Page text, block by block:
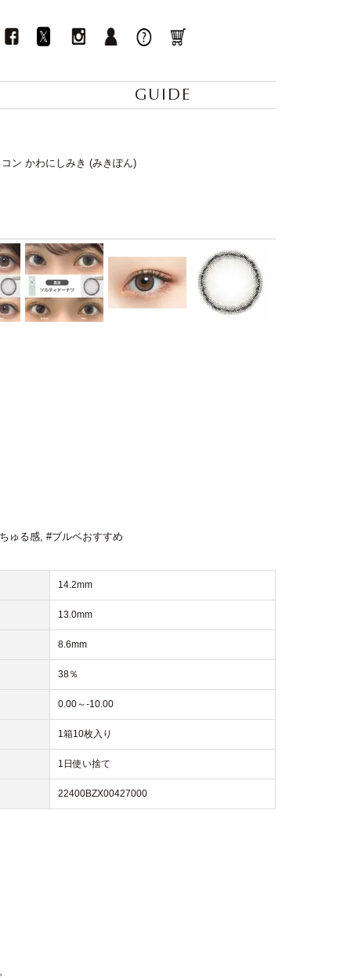
GUIDE
ン かわにしみき (みきぽん)
ゅる感, #ブルベおすすめ
14.2mm
13.0mm
8.6mm
38％
0.00～-10.00
1箱10枚入り
1日使い捨て
22400BZX00427000